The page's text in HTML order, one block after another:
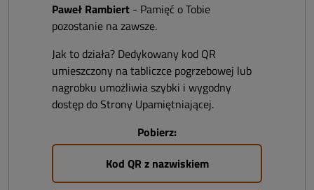
Paweł Rambiert - Pamięć o Tobie
pozostanie na zawsze.
Jak to działa? Dedykowany kod QR
umieszczony na tabliczce pogrzebowej lub
nagrobku umożliwia szybki i wygodny
dostęp do Strony Upamiętniającej.
Pobierz:
Kod QR z nazwiskiem